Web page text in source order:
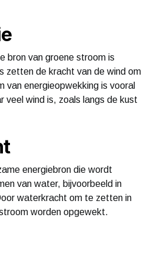
bron van groene stroom is
zetten de kracht van de wind om
van energieopwekking is vooral
veel wind is, zoals langs de kust
energiebron die wordt
van water, bijvoorbeeld in
waterkracht om te zetten in
worden opgewekt.